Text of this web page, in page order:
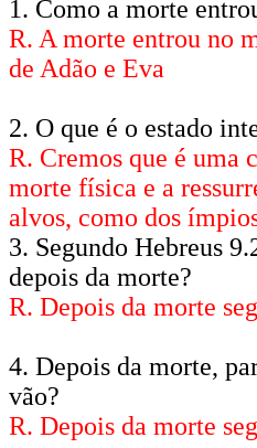
1. Como a morte
R. A morte entrou no
de Adão e Eva
2. O que é o estado
R. Cremos que é uma
morte física e a
alvos, como dos
3. Segundo Hebreus
depois da morte?
R. Depois da morte
4. Depois da morte,
vão?
R. Depois da morte